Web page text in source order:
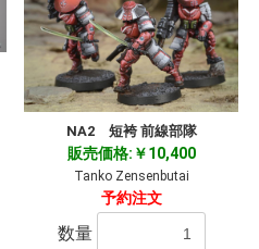
NA2 短袴 前線部隊
販売価格:￥10,400
Tanko Zensenbutai
予約注文
数量